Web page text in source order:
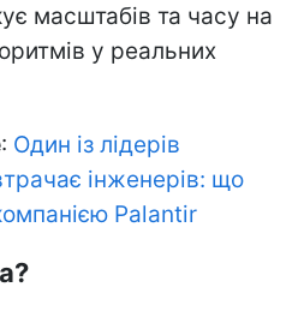
масштабів та часу на
у реальних
: Один із лідерів
інженерів: що
Palantir